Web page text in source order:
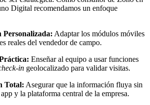
Digital recomendamos un enfoque
Adaptar los módulos móviles
reales del vendedor de campo.
Enseñar al equipo a usar funciones
in geolocalizado para validar visitas.
Total: Asegurar que la información fluya sin
y la plataforma central de la empresa.